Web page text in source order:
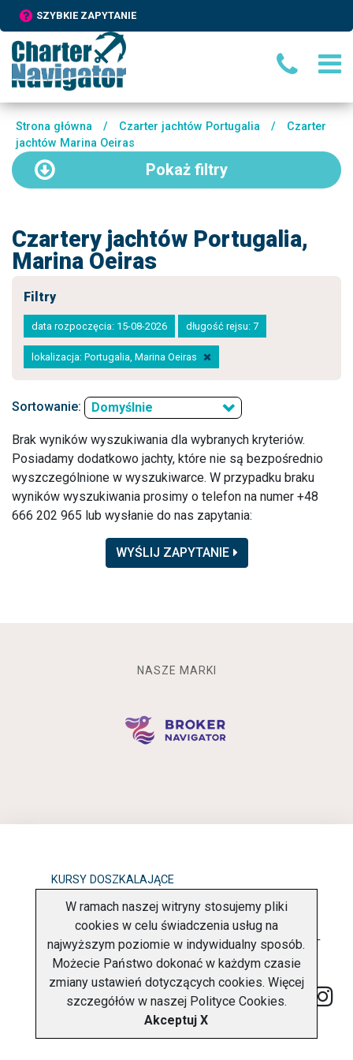
SZYBKIE ZAPYTANIE
Strona główna / Czarter jachtów Portugalia /
Czarter
jachtów Marina Oeiras
Pokaż filtry
Czartery jachtów Portugalia,
Marina Oeiras
Filtry
data rozpoczęcia: 15-08-2026 długość rejsu: 7
lokalizacja: Portugalia, Marina Oeiras
Sortowanie: Domyślnie
Brak wyników wyszukiwania dla wybranych kryteriów.
Posiadamy dodatkowo jachty, które nie są bezpośrednio
wyszczególnione w wyszukiwarce. W przypadku braku
wyników wyszukiwania prosimy o telefon na numer +48
666 202 965 lub wysłanie do nas zapytania:
WYŚLIJ ZAPYTANIE
NASZE MARKI
KURSY DOSZKALAJĄCE
OBOWIĄZEK INFORMACYJNY
POLITYKA PRYWATNOŚCI O FIRMIE KONTAKT
Copyright © 2026 Charter Navigator
W ramach naszej witryny stosujemy pliki
cookies w celu świadczenia usług na
najwyższym poziomie w indywidualny sposób.
Możecie Państwo dokonać w każdym czasie
zmiany ustawień dotyczących cookies. Więcej
szczegółów w naszej Polityce Cookies.
Akceptuj X